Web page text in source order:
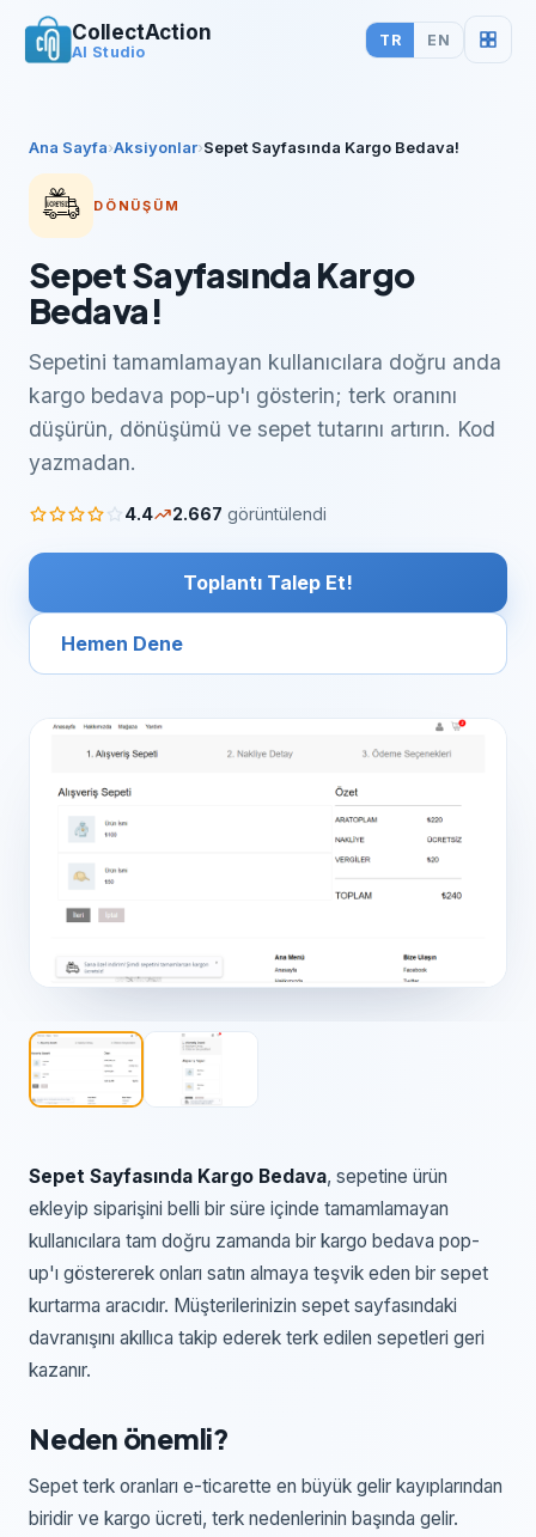
CollectAction
AI Studio
TR EN
Ana Sayfa›Aksiyonlar›Sepet Sayfasında Kargo Bedava!
DÖNÜŞÜM
Sepet Sayfasında Kargo
Bedava!
Sepetini tamamlamayan kullanıcılara doğru anda
kargo bedava pop-up'ı gösterin; terk oranını
düşürün, dönüşümü ve sepet tutarını artırın. Kod
yazmadan.
4.4 2.667 görüntülendi
Toplantı Talep Et!
Hemen Dene
Sepet Sayfasında Kargo Bedava, sepetine ürün
ekleyip siparişini belli bir süre içinde tamamlamayan
kullanıcılara tam doğru zamanda bir kargo bedava pop-
up'ı göstererek onları satın almaya teşvik eden bir sepet
kurtarma aracıdır. Müşterilerinizin sepet sayfasındaki
davranışını akıllıca takip ederek terk edilen sepetleri geri
kazanır.
Neden önemli?
Sepet terk oranları e-ticarette en büyük gelir kayıplarından
biridir ve kargo ücreti, terk nedenlerinin başında gelir.